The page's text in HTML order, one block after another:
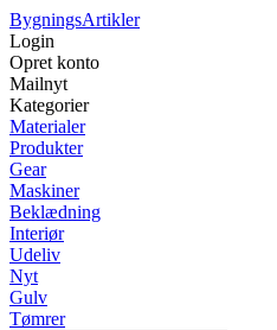
BygningsArtikler
Login
Opret konto
Mailnyt
Kategorier
Materialer
Produkter
Gear
Maskiner
Beklædning
Interiør
Udeliv
Nyt
Gulv
Tømrer